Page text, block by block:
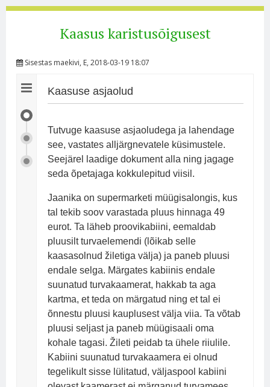
Kaasus karistusõigusest
Sisestas maekivi, E, 2018-03-19 18:07